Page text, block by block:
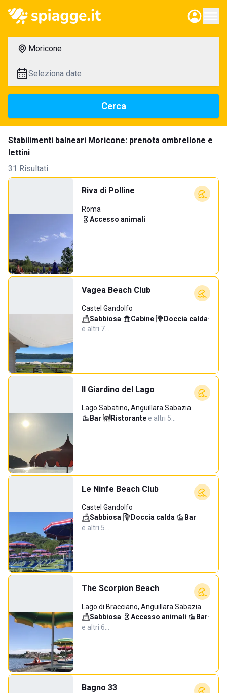
Moricone
Seleziona date
Cerca
Stabilimenti balneari Moricone: prenota ombrellone e
lettini
31 Risultati
Riva di Polline
Roma
Accesso animali
Vagea Beach Club
Castel Gandolfo
Sabbiosa· Cabine· Doccia calda·
e altri 7…
Il Giardino del Lago
Lago Sabatino, Anguillara Sabazia
Bar· Ristorante·e altri 5…
Le Ninfe Beach Club
Castel Gandolfo
Sabbiosa· Doccia calda· Bar·
e altri 5…
The Scorpion Beach
Lago di Bracciano, Anguillara Sabazia
Sabbiosa· Accesso animali· Bar·
e altri 6…
Bagno 33